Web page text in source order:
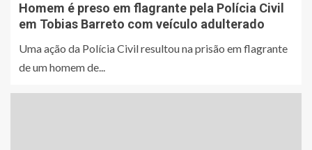
Homem é preso em flagrante pela Polícia Civil
em Tobias Barreto com veículo adulterado
Uma ação da Polícia Civil resultou na prisão em flagrante
de um homem de...